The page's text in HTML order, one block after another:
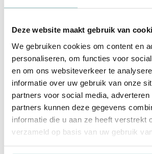
Deze website maakt gebruik van
We gebruiken cookies om content en
personaliseren, om functies voor
en om ons websiteverkeer te
informatie over uw gebruik van onze
partners voor social media,
partners kunnen deze gegevens
informatie die u aan ze heeft verstrekt
verzameld op basis van uw gebruik
Op voorraad
1-2 werkdagen
29,95
Tijdelijk
29,95
Incl. btw